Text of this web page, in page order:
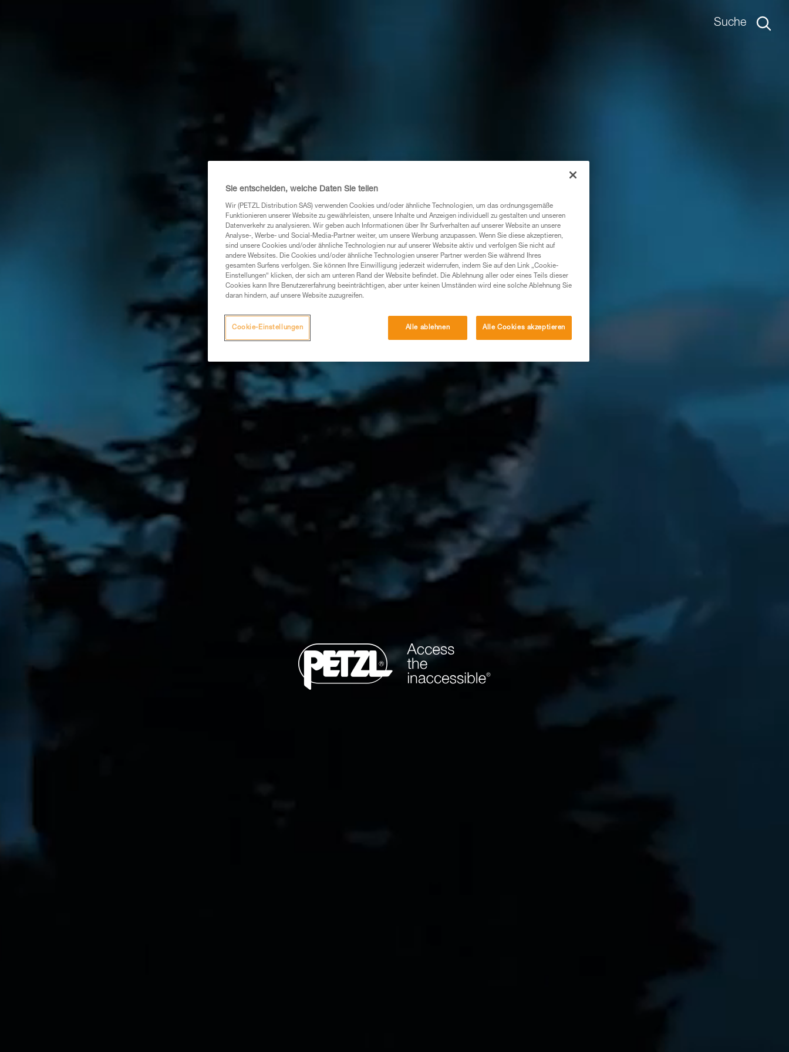
Suche
Sie entscheiden, welche Daten Sie teilen
Wir (PETZL Distribution SAS) verwenden Cookies und/oder ähnliche Technologien, um das ordnungsgemäße
Funktionieren unserer Website zu gewährleisten, unsere Inhalte und Anzeigen individuell zu gestalten und unseren
Datenverkehr zu analysieren. Wir geben auch Informationen über Ihr Surfverhalten auf unserer Website an unsere
Analyse-, Werbe- und Social-Media-Partner weiter, um unsere Werbung anzupassen. Wenn Sie diese akzeptieren,
sind unsere Cookies und/oder ähnliche Technologien nur auf unserer Website aktiv und verfolgen Sie nicht auf
andere Websites. Die Cookies und/oder ähnliche Technologien unserer Partner werden Sie während Ihres
gesamten Surfens verfolgen. Sie können Ihre Einwilligung jederzeit widerrufen, indem Sie auf den Link „Cookie-
Einstellungen“ klicken, der sich am unteren Rand der Website befindet. Die Ablehnung aller oder eines Teils dieser
Cookies kann Ihre Benutzererfahrung beeinträchtigen, aber unter keinen Umständen wird eine solche Ablehnung Sie
daran hindern, auf unsere Website zuzugreifen.
Alle ablehnen Alle Cookies akzeptieren
Cookie-Einstellungen